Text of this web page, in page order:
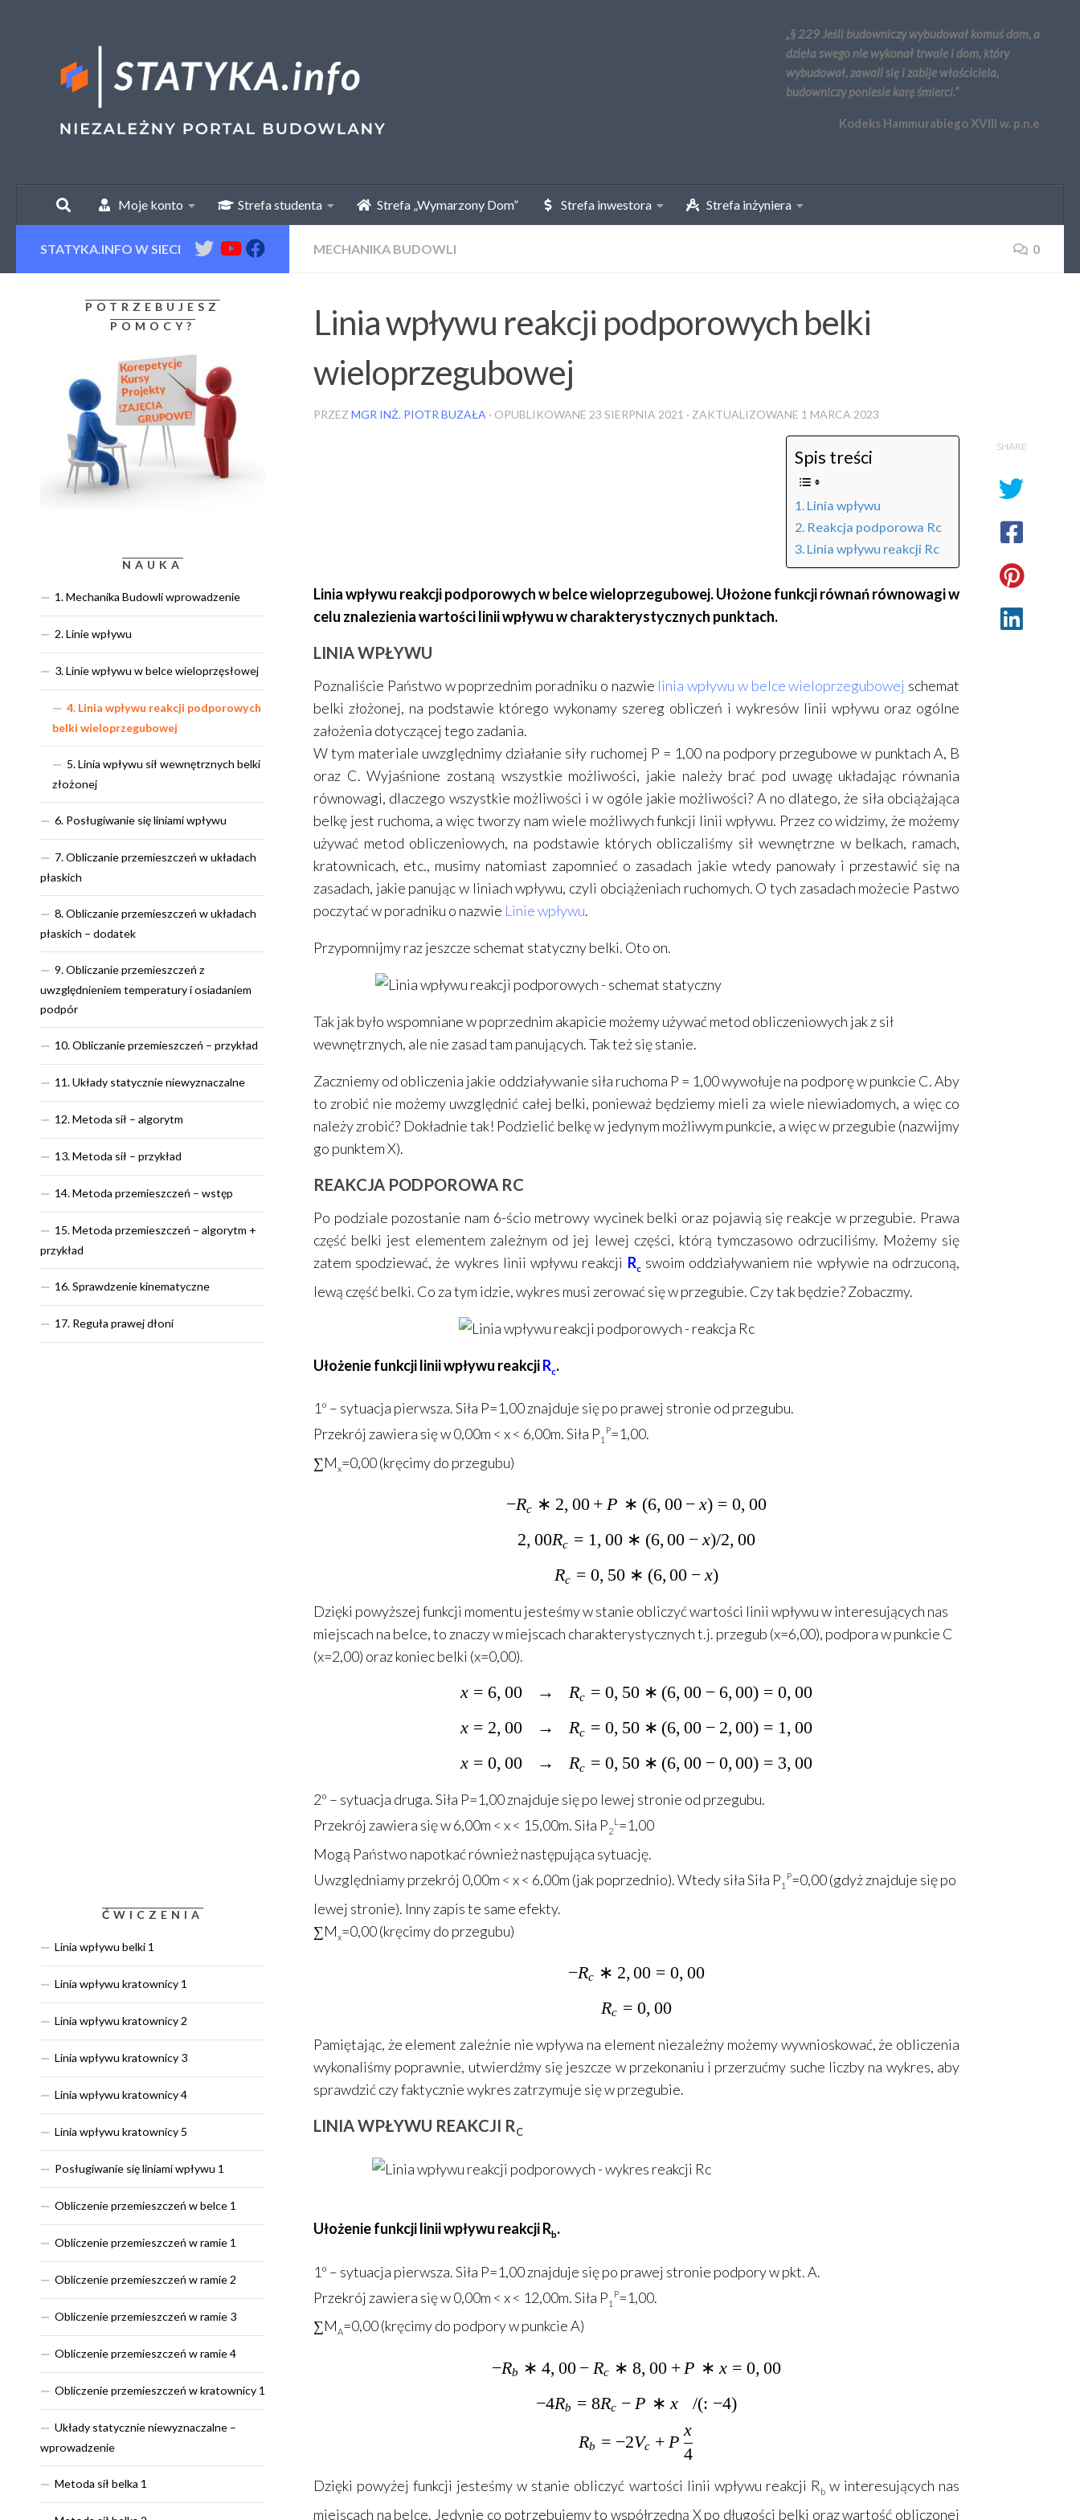
„§ 229 Jeśli budowniczy wybudował komuś dom, a
dzieła swego nie wykonał trwale i dom, który
wybudował, zawali się i zabije właściciela,
budowniczy poniesie karę śmierci.”
Kodeks Hammurabiego XVIII w. p.n.e
Moje konto Strefa studenta Strefa „Wymarzony Dom” Strefa inwestora Strefa inżyniera
MECHANIKA BUDOWLI 0
Linia wpływu reakcji podporowych belki
wieloprzegubowej
PRZEZ MGR INŻ. PIOTR BUZAŁA · OPUBLIKOWANE 23 SIERPNIA 2021 · ZAKTUALIZOWANE 1 MARCA 2023
Spis treści
Linia wpływu
Reakcja podporowa Rc
Linia wpływu reakcji Rc
Linia wpływu reakcji podporowych w belce wieloprzegubowej. Ułożone funkcji równań równowagi w
celu znalezienia wartości linii wpływu w charakterystycznych punktach.
LINIA WPŁYWU
Poznaliście Państwo w poprzednim poradniku o nazwie linia wpływu w belce wieloprzegubowej schemat
belki złożonej, na podstawie którego wykonamy szereg obliczeń i wykresów linii wpływu oraz ogólne
założenia dotyczącej tego zadania.
W tym materiale uwzględnimy działanie siły ruchomej P = 1,00 na podpory przegubowe w punktach A, B
oraz C. Wyjaśnione zostaną wszystkie możliwości, jakie należy brać pod uwagę układając równania
równowagi, dlaczego wszystkie możliwości i w ogóle jakie możliwości? A no dlatego, że siła obciążająca
belkę jest ruchoma, a więc tworzy nam wiele możliwych funkcji linii wpływu. Przez co widzimy, że możemy
używać metod obliczeniowych, na podstawie których obliczaliśmy sił wewnętrzne w belkach, ramach,
kratownicach, etc., musimy natomiast zapomnieć o zasadach jakie wtedy panowały i przestawić się na
zasadach, jakie panując w liniach wpływu, czyli obciążeniach ruchomych. O tych zasadach możecie Pastwo
poczytać w poradniku o nazwie Linie wpływu.
Przypomnijmy raz jeszcze schemat statyczny belki. Oto on.
Tak jak było wspomniane w poprzednim akapicie możemy używać metod obliczeniowych jak z sił
wewnętrznych, ale nie zasad tam panujących. Tak też się stanie.
Zaczniemy od obliczenia jakie oddziaływanie siła ruchoma P = 1,00 wywołuje na podporę w punkcie C. Aby
to zrobić nie możemy uwzględnić całej belki, ponieważ będziemy mieli za wiele niewiadomych, a więc co
należy zrobić? Dokładnie tak! Podzielić belkę w jedynym możliwym punkcie, a więc w przegubie (nazwijmy
go punktem X).
REAKCJA PODPOROWA RC
Po podziale pozostanie nam 6-ścio metrowy wycinek belki oraz pojawią się reakcje w przegubie. Prawa
część belki jest elementem zależnym od jej lewej części, którą tymczasowo odrzuciliśmy. Możemy się
zatem spodziewać, że wykres linii wpływu reakcji Rc swoim oddziaływaniem nie wpływie na odrzuconą,
lewą część belki. Co za tym idzie, wykres musi zerować się w przegubie. Czy tak będzie? Zobaczmy.
Ułożenie funkcji linii wpływu reakcjiRc.
1º – sytuacja pierwsza. Siła P=1,00 znajduje się po prawej stronie od przegubu.
Przekrój zawiera się w 0,00m < x < 6,00m. Siła P1
P=1,00.
∑Mx=0,00 (kręcimy do przegubu)
-R_c*2,00+P*(6,00-x)=0,00
−Rc ∗ 2, 00 + P ∗ (6, 00 − x) = 0, 00
2,00R_c=1,00*(6,00-x)/2,00
2, 00Rc = 1, 00 ∗ (6, 00 − x)/2, 00
R_c=0,50*(6,00-x)
Rc = 0, 50 ∗ (6, 00 − x)
Dzięki powyższej funkcji momentu jesteśmy w stanie obliczyć wartości linii wpływu w interesujących nas
miejscach na belce, to znaczy w miejscach charakterystycznych t.j. przegub (x=6,00), podpora w punkcie C
(x=2,00) oraz koniec belki (x=0,00).
x =6,00\;\;\rightarrow \;\;R_c=0,50*(6,00-6,00)=0,00
x = 6, 00 → Rc = 0, 50 ∗ (6, 00 − 6, 00) = 0, 00
x =2,00\;\;\rightarrow \;\;R_c=0,50*(6,00-2,00)=1,00
x = 2, 00 → Rc = 0, 50 ∗ (6, 00 − 2, 00) = 1, 00
x =0,00\;\;\rightarrow \;\;R_c=0,50*(6,00-0,00)=3,00
x = 0, 00 → Rc = 0, 50 ∗ (6, 00 − 0, 00) = 3, 00
2º – sytuacja druga. Siła P=1,00 znajduje się po lewej stronie od przegubu.
Przekrój zawiera się w 6,00m < x < 15,00m. Siła P2
L =1,00
Mogą Państwo napotkać również następująca sytuację.
Uwzględniamy przekrój 0,00m < x < 6,00m (jak poprzednio). Wtedy siła Siła P1
P=0,00 (gdyż znajduje się po
lewej stronie). Inny zapis te same efekty.
∑Mx=0,00 (kręcimy do przegubu)
-R_c*2,00=0,00
−Rc ∗ 2, 00 = 0, 00
R_c=0,00
Rc = 0, 00
Pamiętając, że element zależnie nie wpływa na element niezależny możemy wywnioskować, że obliczenia
wykonaliśmy poprawnie, utwierdźmy się jeszcze w przekonaniu i przerzućmy suche liczby na wykres, aby
sprawdzić czy faktycznie wykres zatrzymuje się w przegubie.
LINIA WPŁYWU REAKCJI RC
Ułożenie funkcji linii wpływu reakcji Rb.
1º – sytuacja pierwsza. Siła P=1,00 znajduje się po prawej stronie podpory w pkt. A.
Przekrój zawiera się w 0,00m < x < 12,00m. Siła P1
P=1,00.
∑MA=0,00 (kręcimy do podpory w punkcie A)
-R_b*4,00-R_c*8,00+P*x=0,00
−Rb ∗ 4, 00 − Rc ∗ 8, 00 + P ∗ x = 0, 00
-4R_b=8R_c-P*x\;\;\;/(:-4)
−4Rb = 8Rc − P ∗ x /(: −4)
R_b=-2V_c+P\frac{x}{4}
Rb = −2Vc + P
4
x
Dzięki powyżej funkcji jesteśmy w stanie obliczyć wartości linii wpływu reakcji R b w interesujących nas
miejscach na belce. Jedynie co potrzebujemy to współrzędną X po długości belki oraz wartość obliczonej
SHARE
STATYKA.INFO W SIECI
POTRZEBUJESZ
POMOCY?
NAUKA
1. Mechanika Budowli wprowadzenie
2. Linie wpływu
3. Linie wpływu w belce wieloprzęsłowej
4. Linia wpływu reakcji podporowych
belki wieloprzegubowej
5. Linia wpływu sił wewnętrznych belki
złożonej
6. Posługiwanie się liniami wpływu
7. Obliczanie przemieszczeń w układach
płaskich
8. Obliczanie przemieszczeń w układach
płaskich – dodatek
9. Obliczanie przemieszczeń z
uwzględnieniem temperatury i osiadaniem
podpór
10. Obliczanie przemieszczeń – przykład
11. Układy statycznie niewyznaczalne
12. Metoda sił – algorytm
13. Metoda sił – przykład
14. Metoda przemieszczeń – wstęp
15. Metoda przemieszczeń – algorytm +
przykład
16. Sprawdzenie kinematyczne
17. Reguła prawej dłoni
ĆWICZENIA
Linia wpływu belki 1
Linia wpływu kratownicy 1
Linia wpływu kratownicy 2
Linia wpływu kratownicy 3
Linia wpływu kratownicy 4
Linia wpływu kratownicy 5
Posługiwanie się liniami wpływu 1
Obliczenie przemieszczeń w belce 1
Obliczenie przemieszczeń w ramie 1
Obliczenie przemieszczeń w ramie 2
Obliczenie przemieszczeń w ramie 3
Obliczenie przemieszczeń w ramie 4
Obliczenie przemieszczeń w kratownicy 1
Układy statycznie niewyznaczalne –
wprowadzenie
Metoda sił belka 1